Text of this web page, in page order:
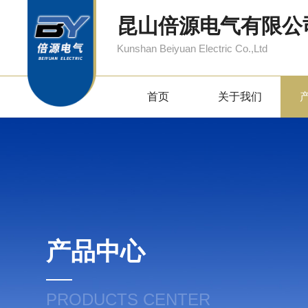
昆山倍源电气有限公
Kunshan Beiyuan Electric Co.,Ltd
首页 关于我们
产品中心
PRODUCTS CENTER